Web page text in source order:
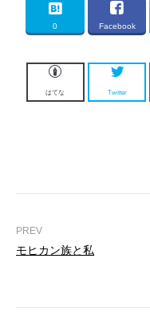
0 Facebook
はてな Twitter
モヒカン族と私